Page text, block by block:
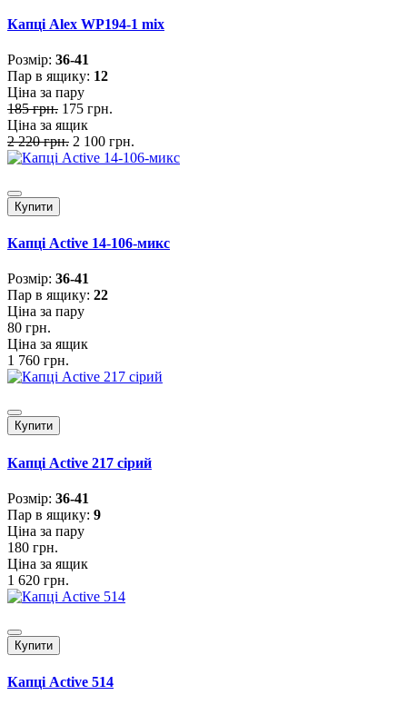
Капці Alex WP194-1 mix
Розмiр: 36-41
Пар в ящику: 12
Ціна за пару
185 грн. 175 грн.
Ціна за ящик
2 220 грн. 2 100 грн.
Купити
Капці Active 14-106-микс
Розмiр: 36-41
Пар в ящику: 22
Ціна за пару
80 грн.
Ціна за ящик
1 760 грн.
Купити
Капці Active 217 сірий
Розмiр: 36-41
Пар в ящику: 9
Ціна за пару
180 грн.
Ціна за ящик
1 620 грн.
Купити
Капці Active 514